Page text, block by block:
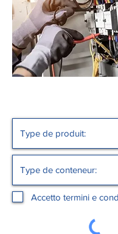
Accetto termini e